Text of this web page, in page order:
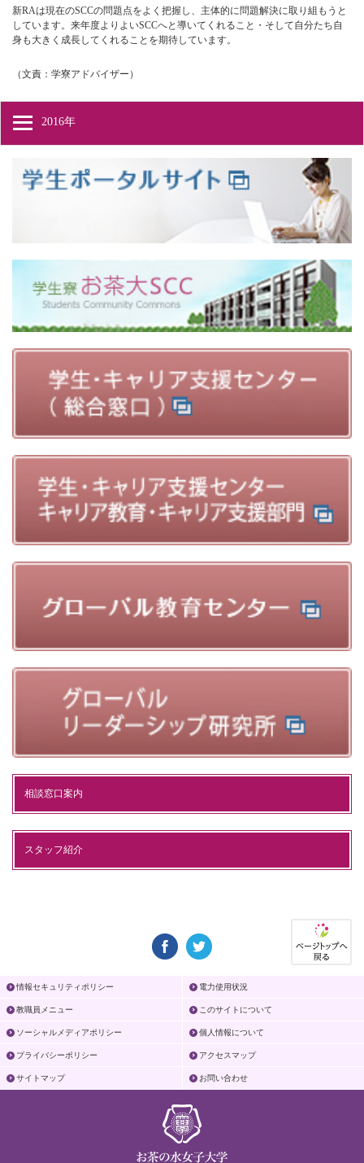
新RAは現在のSCCの問題点をよく把握し、主体的に問題解決に取り組もうと
しています。来年度よりよいSCCへと導いてくれること・そして自分たち自
身も大きく成長してくれることを期待しています。
（文責：学寮アドバイザー）
2016年
相談窓口案内
スタッフ紹介
情報セキュリティポリシー 電力使用状況
教職員メニュー このサイトについて
ソーシャルメディアポリシー 個人情報について
プライバシーポリシー アクセスマップ
サイトマップ お問い合わせ